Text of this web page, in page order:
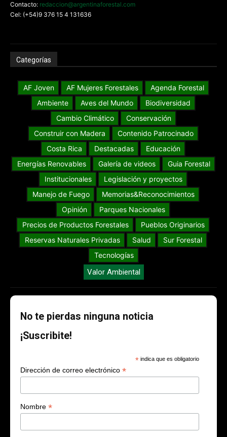
Contacto: redaccion@argentinaforestal.com
Cel: (+54)9 376 15 4 131636
Categorías
AF Joven AF Mujeres Forestales
Agenda Forestal
Ambiente
Aves del Mundo
Biodiversidad
Cambio Climático
Conservación
Construir con Madera
Contenido Patrocinado
Costa Rica
Destacadas
Educación
Energías Renovables
Galería de videos
Guia Forestal
Institucionales
Legislación y proyectos
Manejo de Fuego
Memorias&Reconocimientos
Opinión
Parques Nacionales
Precios de Productos Forestales
Pueblos Originarios
Reservas Naturales Privadas
Salud
Sur Forestal
Tecnologías
Valor Ambiental
No te pierdas ninguna noticia
¡Suscribite!
* indica que es obligatorio
Dirección de correo electrónico *
Nombre *